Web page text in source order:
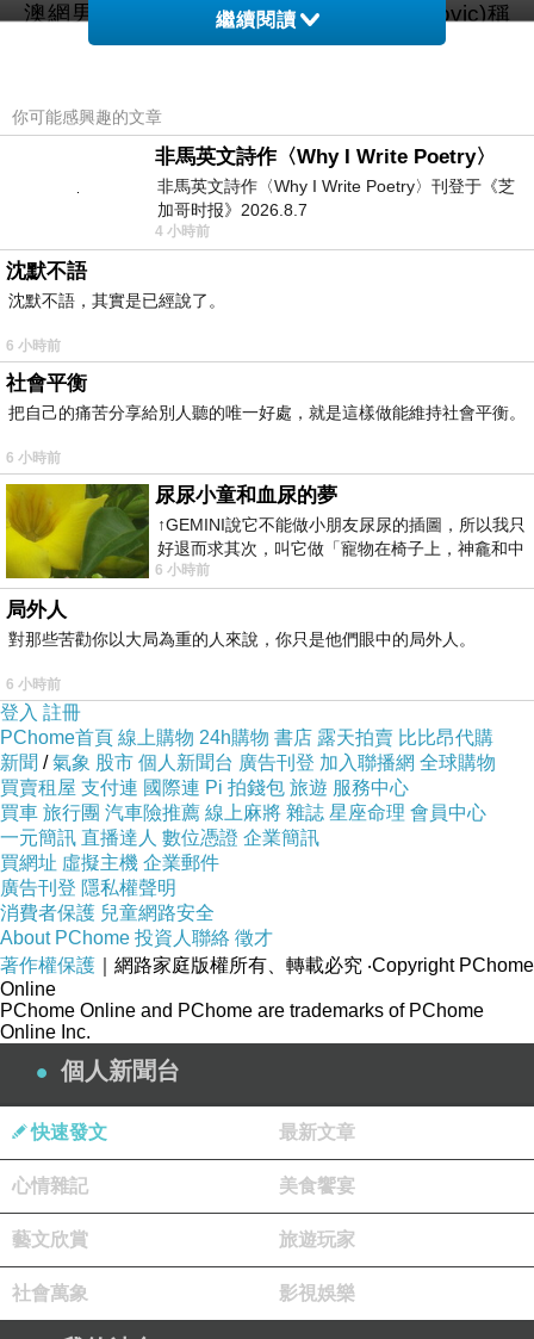
澳網男單冠軍戰，喬科維奇(Novak Djokovic)稱
霸，經歷4盤以7:6(5)、6:7(4)、6:3、6:0擊敗英
澳網冠軍。
喬科維奇首盤在一次上網救球中滑倒磨傷手指，
替首盤埋下變數，首盤雙方各破對手2個發球局
一路鏖戰到搶7，搶7中穆雷一度取得4:2領先，
不過喬科維奇展現韌性連下5分在搶7戰中獲勝。
第二盤喬科維奇開始似乎有扭傷腳踝，
美食網首個發球局被破，不過喬科維奇隨即也破
破掉穆雷發球局，但穆雷在第7局破回喬科維奇
發球局，雙方再度鏖戰到搶7，這次穆雷沒有讓
機會溜走，以7:3搶下搶7。
第三盤喬科維奇首個發球局被破發
自己發出雙發失誤被喬科維奇破了發球局，隨即
保住自己的發球局，以6:3搶下第3盤，取得2:1領
先。
穆雷第四盤明顯競爭力下降，開局連3個發球局
都被喬科維奇破發，而喬科維奇越打越有信心，
第4盤3個發台中火鍋料宅配
6:0搶下第4盤，順利奪得冠軍。
▲喬科維奇5度稱霸澳網(圖／達志影像／美聯社)
整場比賽喬科維奇一發贏球率不高，只有59%，
不過全場53個致勝球、40個非受迫性失誤都優於
穆雷，加上全場一共破了9個穆雷的發球局，從
第3盤到第4盤喬科維奇連拿9局，讓穆雷毫無還
手餘地。
這是喬科維奇第5個澳網冠軍，為史上第二位能5
繼續閱讀
你可能感興趣的文章
非馬英文詩作〈Why I Write Poetry〉
非馬英文詩作〈Why I Write Poetry〉刊登于《芝
加哥时报》2026.8.7
4 小時前
沈默不語
沈默不語，其實是已經說了。
6 小時前
社會平衡
把自己的痛苦分享給別人聽的唯一好處，就是這樣做能維持社會平衡。
6 小時前
尿尿小童和血尿的夢
↑GEMINI說它不能做小朋友尿尿的插圖，所以我只
好退而求其次，叫它做「寵物在椅子上，神龕和中
年人臉孔」的畫了。 六月底
6 小時前
局外人
對那些苦勸你以大局為重的人來說，你只是他們眼中的局外人。
6 小時前
登入 註冊
PChome首頁 線上購物 24h購物 書店 露天拍賣 比比昂代購
新聞 /氣象 股市 個人新聞台 廣告刊登 加入聯播網 全球購物
買賣租屋 支付連 國際連 Pi 拍錢包 旅遊 服務中心
買車 旅行團 汽車險推薦 線上麻將 雜誌 星座命理 會員中心
一元簡訊 直播達人 數位憑證 企業簡訊
買網址 虛擬主機 企業郵件
廣告刊登 隱私權聲明
消費者保護 兒童網路安全
About PChome 投資人聯絡 徵才
著作權保護 ｜網路家庭版權所有、轉載必究 ‧Copyright PChome
Online
PChome Online and PChome are trademarks of PChome
Online Inc.
個人新聞台
快速發文 最新文章
心情雜記 美食饗宴
藝文欣賞 旅遊玩家
社會萬象 影視娛樂